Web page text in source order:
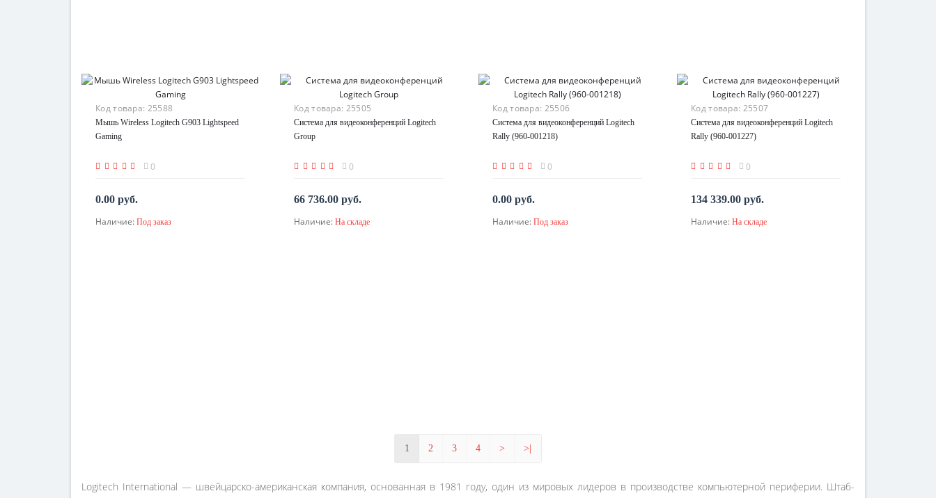
Код товара: 25588
Мышь Wireless Logitech G903 Lightspeed
Gaming
0
0.00 руб.
По запросу
Наличие: Под заказ
Код товара: 25505
Система для видеоконференций Logitech
Group
0
66 736.00 руб.
В корзину
Наличие: На складе
Код товара: 25506
Система для видеоконференций Logitech
Rally (960-001218)
0
0.00 руб.
По запросу
Наличие: Под заказ
Код товара: 25507
Система для видеоконференций Logitech
Rally (960-001227)
0
134 339.00 руб.
В корзину
Наличие: На складе
1 2 3 4 > >|
Logitech International — швейцарско-американская компания, основанная в 1981 году, один из мировых лидеров в производстве компьютерной периферии. Штаб-